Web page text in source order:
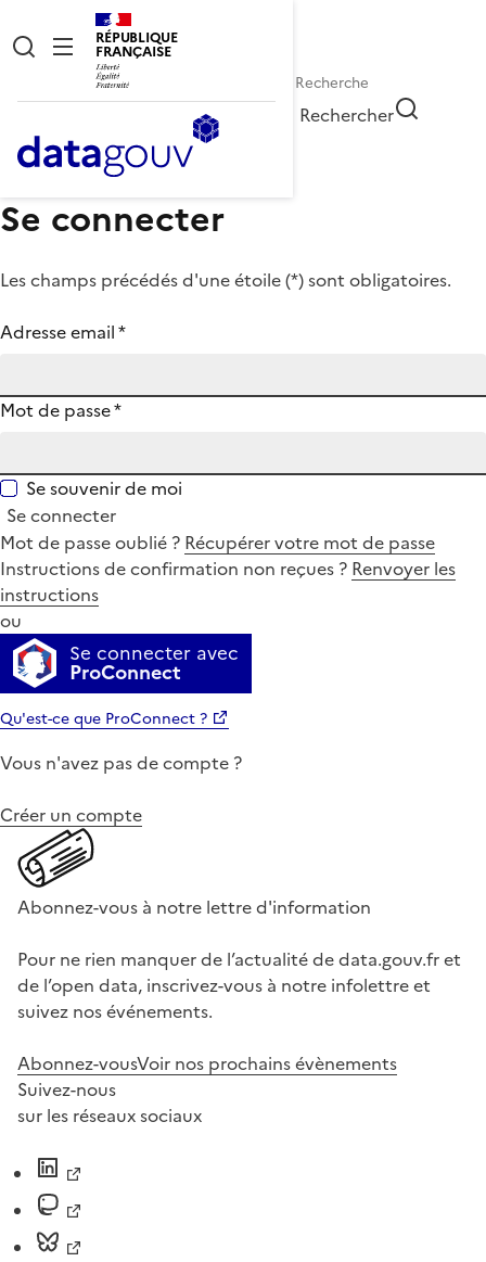
RÉPUBLIQUE
FRANÇAISE
Rechercher
Se connecter
Les champs précédés d'une étoile (*) sont obligatoires.
Adresse email*
Mot de passe*
Se souvenir de moi
Se connecter
Mot de passe oublié ? Récupérer votre mot de passe
Instructions de confirmation non reçues ? Renvoyer les
instructions
ou
Se connecter avec
ProConnect
Qu'est-ce que ProConnect ?
Vous n'avez pas de compte ?
Créer un compte
Abonnez-vous à notre lettre d'information
Pour ne rien manquer de l’actualité de data.gouv.fr et
de l’open data, inscrivez-vous à notre infolettre et
suivez nos événements.
Abonnez-vousVoir nos prochains évènements
Suivez-nous
sur les réseaux sociaux